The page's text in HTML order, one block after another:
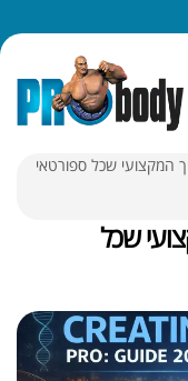
המקצועי שכל ספורטאי
שכל